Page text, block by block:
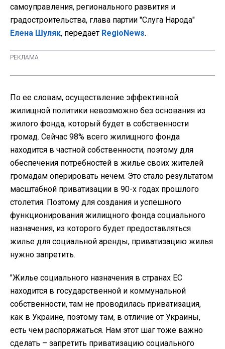
самоуправления, регионального развития и
градостроительства, глава партии "Слуга Народа"
Елена Шуляк, передает RegioNews.
По ее словам, осуществление эффективной
жилищной политики невозможно без основания из
жилого фонда, который будет в собственности
громад. Сейчас 98% всего жилищного фонда
находится в частной собственности, поэтому для
обеспечения потребностей в жилье своих жителей
громадам оперировать нечем. Это стало результатом
масштабной приватизации в 90-х годах прошлого
столетия. Поэтому для создания и успешного
функционирования жилищного фонда социального
назначения, из которого будет предоставляться
жилье для социальной аренды, приватизацию жилья
нужно запретить.
"Жилье социального назначения в странах ЕС
находится в государственной и коммунальной
собственности, там не проводилась приватизация,
как в Украине, поэтому там, в отличие от Украины,
есть чем распоряжаться. Нам этот шаг тоже важно
сделать – запретить приватизацию социального